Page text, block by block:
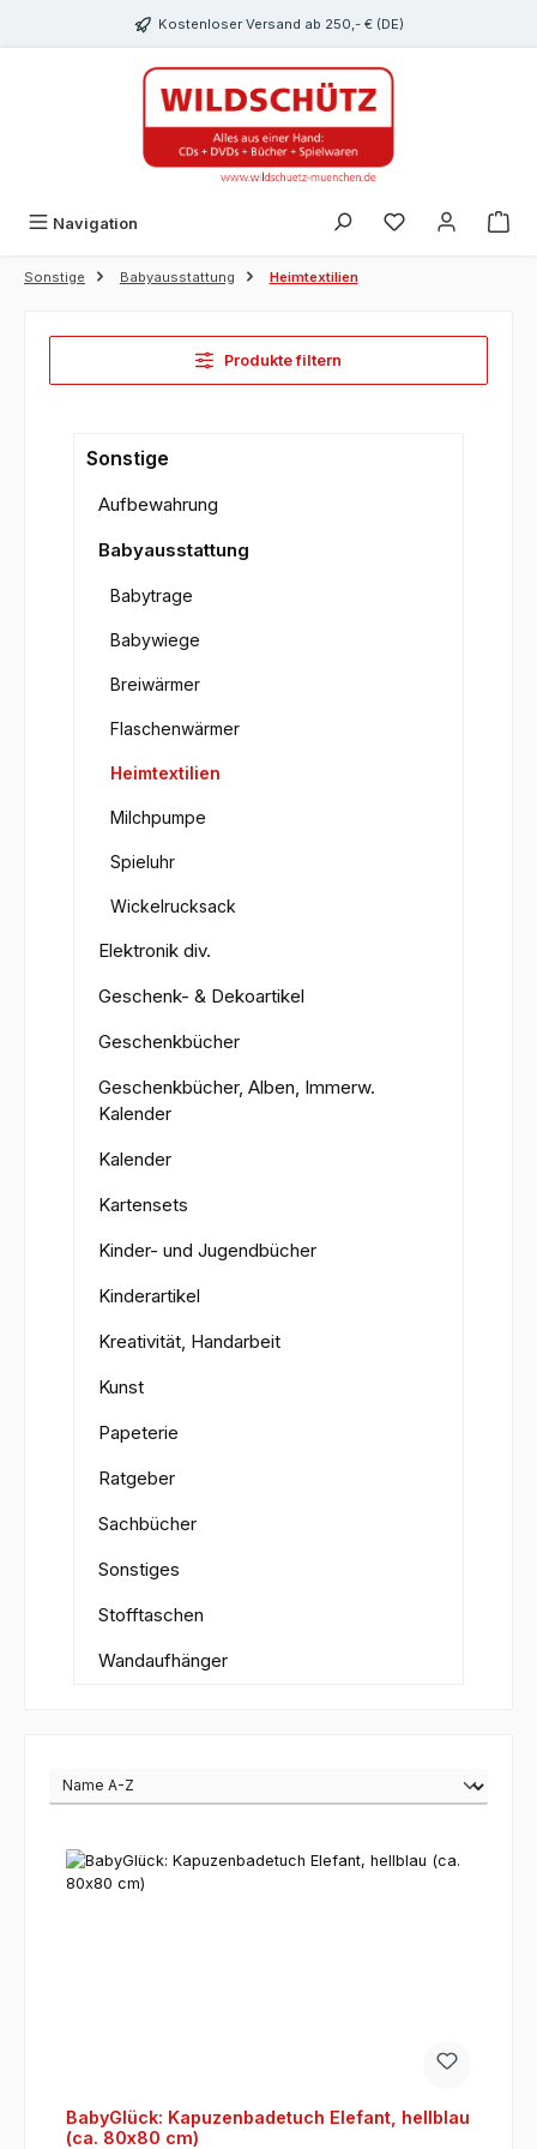
Kostenloser Versand ab 250,- € (DE)
Navigation Du hast 0
Sonstige Babyausstattung Heimtextilien
Produkte filtern
Sonstige
Aufbewahrung
Babyausstattung
Babytrage
Babywiege
Breiwärmer
Flaschenwärmer
Heimtextilien
Milchpumpe
Spieluhr
Wickelrucksack
Elektronik div.
Geschenk- & Dekoartikel
Geschenkbücher
Geschenkbücher, Alben, Immerw.
Kalender
Kalender
Kartensets
Kinder- und Jugendbücher
Kinderartikel
Kreativität, Handarbeit
Kunst
Papeterie
Ratgeber
Sachbücher
Sonstiges
Stofftaschen
Wandaufhänger
BabyGlück: Kapuzenbadetuch Elefant, hellblau
(ca. 80x80 cm)